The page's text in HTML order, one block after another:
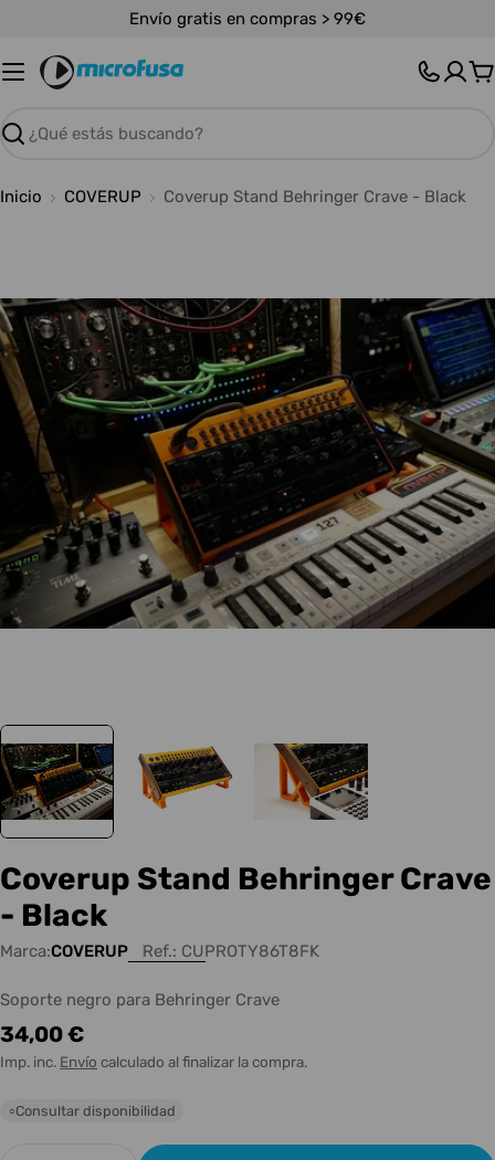
contenido
Envío gratis en compras > 99€
Buscar
Inicio COVERUP Coverup Stand Behringer Crave - Black
medios 0 en modal
Coverup Stand Behringer Crave
- Black
Marca:COVERUP Ref.: CUPROTY86T8FK
Soporte negro para Behringer Crave
Precio
habitual
34,00 €
Imp. inc. Envío calculado al finalizar la compra.
○Consultar disponibilidad